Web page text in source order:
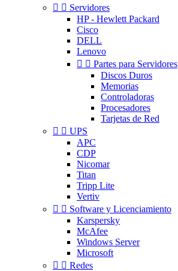
  Servidores
HP - Hewlett Packard
Cisco
DELL
Lenovo
  Partes para Servidores
Discos Duros
Memorias
Controladoras
Procesadores
Tarjetas de Red
  UPS
APC
CDP
Nicomar
Titan
Tripp Lite
Vertiv
  Software y Licenciamiento
Karspersky
McAfee
Windows Server
Microsoft
  Redes